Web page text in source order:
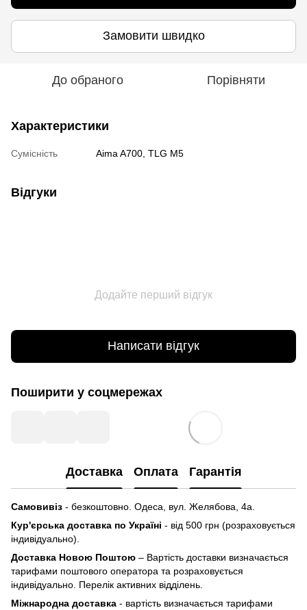
Замовити швидко
До обраного Порівняти
Характеристики
Сумісність Aima A700, TLG M5
Відгуки
Додайте перший відгук
Написати відгук
Поширити у соцмережах
Доставка Оплата Гарантія
Самовивіз - безкоштовно. Одеса, вул. Желябова, 4а.
Кур'єрська доставка по Україні - від 500 грн (розраховується
індивідуально).
Доставка Новою Поштою – Вартість доставки визначається
тарифами поштового оператора та розраховується
індивідуально. Перелік активних відділень.
Міжнародна доставка - вартість визначається тарифами